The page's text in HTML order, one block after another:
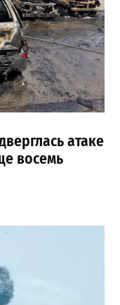
атаке
восемь